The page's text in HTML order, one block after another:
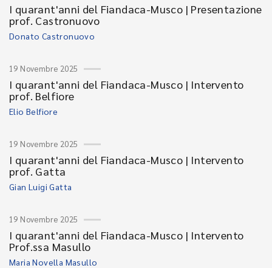
I quarant'anni del Fiandaca-Musco | Presentazione
prof. Castronuovo
Donato Castronuovo
19 Novembre 2025
I quarant'anni del Fiandaca-Musco | Intervento
prof. Belfiore
Elio Belfiore
19 Novembre 2025
I quarant'anni del Fiandaca-Musco | Intervento
prof. Gatta
Gian Luigi Gatta
19 Novembre 2025
I quarant'anni del Fiandaca-Musco | Intervento
Prof.ssa Masullo
Maria Novella Masullo